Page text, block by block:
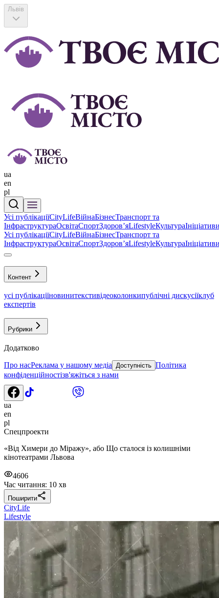
Львів
ua
en
pl
Усі публікаціїCityLifeВійнаБізнесТранспорт та
ІнфраструктураОсвітаСпортЗдоровʼяLifestyleКультура
Усі публікаціїCityLifeВійнаБізнесТранспорт та
ІнфраструктураОсвітаСпортЗдоровʼяLifestyleКультура
Контент
усі публікаціїновинитекстивідеоколонкипублічні дискусіїклуб
експертів
Рубрики
Додатково
Про насРеклама у нашому медіа Доступність Політика
конфіденційностізв'яжіться з нами
ua
en
pl
Спецпроекти
«Від Химери до Міражу», або Що сталося із колишніми
кінотеатрами Львова
4606
Час читання: 10 хв
Поширити
CityLife
Lifestyle